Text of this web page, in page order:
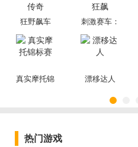
狂野飙车
奇
刺激赛车：
真实摩托锦 漂移达人
热门游戏